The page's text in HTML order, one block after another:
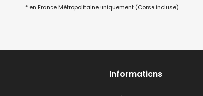
* en France Métropolitaine uniquement (Corse incluse)
Informations